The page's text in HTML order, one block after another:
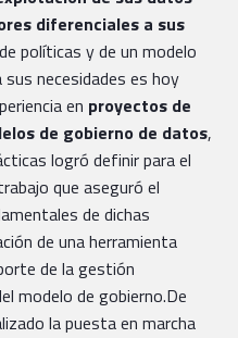
diferenciales a sus
políticas y de un modelo
necesidades es hoy
en proyectos de
de gobierno de datos,
logró definir para el
que aseguró el
de dichas
de una herramienta
de la gestión
modelo de gobierno.De
la puesta en marcha